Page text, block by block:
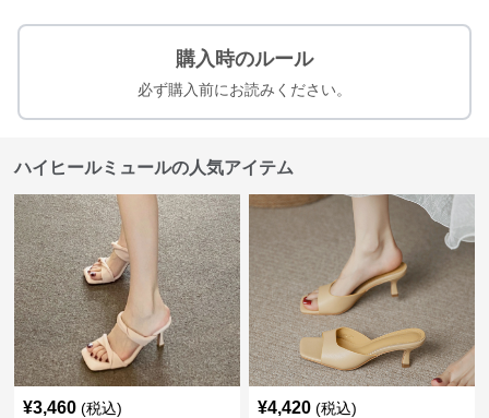
購入時のルール
必ず購入前にお読みください。
ハイヒールミュールの人気アイテム
¥3,460 (税込) ¥4,420 (税込)